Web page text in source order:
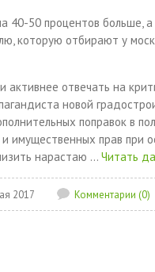
50 процентов больше, а
которую отбирают у
отвечать на
новой
поправок в
имущественных прав при
нарастаю ...Читать
2017 Комментарии (0)